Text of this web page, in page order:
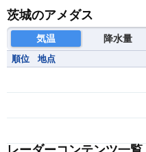
茨城のアメダス
気温 降水量
順位 地点